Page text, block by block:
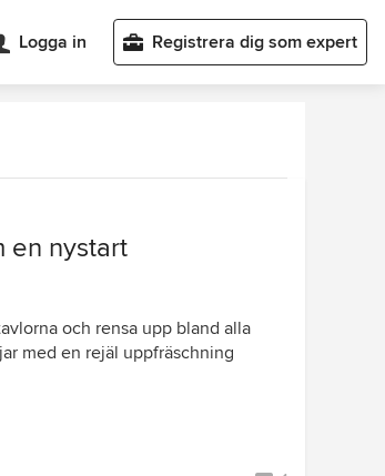
Logga in Registrera dig som expert
en nystart
och rensa upp bland alla
med en rejäl uppfräschning